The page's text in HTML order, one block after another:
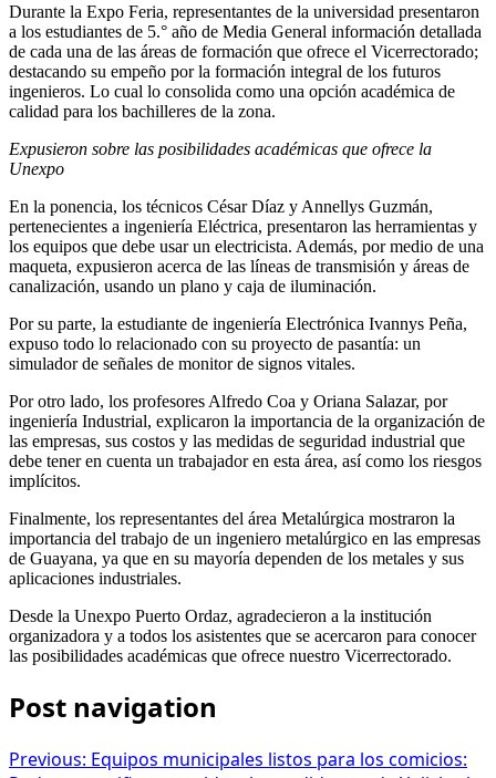
Durante la Expo Feria, representantes de la universidad presentaron
a los estudiantes de 5.° año de Media General información detallada
de cada una de las áreas de formación que ofrece el Vicerrectorado;
destacando su empeño por la formación integral de los futuros
ingenieros. Lo cual lo consolida como una opción académica de
calidad para los bachilleres de la zona.
Expusieron sobre las posibilidades académicas que ofrece la
Unexpo
En la ponencia, los técnicos César Díaz y Annellys Guzmán,
pertenecientes a ingeniería Eléctrica, presentaron las herramientas y
los equipos que debe usar un electricista. Además, por medio de una
maqueta, expusieron acerca de las líneas de transmisión y áreas de
canalización, usando un plano y caja de iluminación.
Por su parte, la estudiante de ingeniería Electrónica Ivannys Peña,
expuso todo lo relacionado con su proyecto de pasantía: un
simulador de señales de monitor de signos vitales.
Por otro lado, los profesores Alfredo Coa y Oriana Salazar, por
ingeniería Industrial, explicaron la importancia de la organización de
las empresas, sus costos y las medidas de seguridad industrial que
debe tener en cuenta un trabajador en esta área, así como los riesgos
implícitos.
Finalmente, los representantes del área Metalúrgica mostraron la
importancia del trabajo de un ingeniero metalúrgico en las empresas
de Guayana, ya que en su mayoría dependen de los metales y sus
aplicaciones industriales.
Desde la Unexpo Puerto Ordaz, agradecieron a la institución
organizadora y a todos los asistentes que se acercaron para conocer
las posibilidades académicas que ofrece nuestro Vicerrectorado.
Post navigation
Previous: Equipos municipales listos para los comicios: